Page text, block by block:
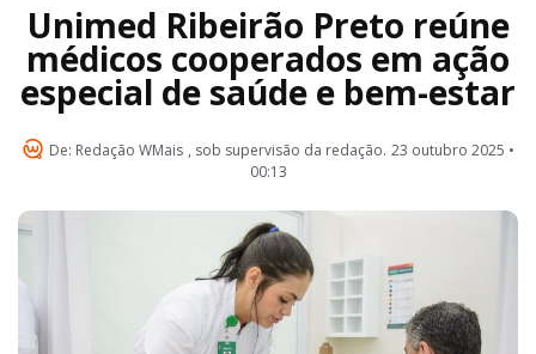
Unimed Ribeirão Preto reúne
médicos cooperados em ação
especial de saúde e bem-estar
De: Redação WMais , sob supervisão da redação. 23 outubro 2025 •
00:13